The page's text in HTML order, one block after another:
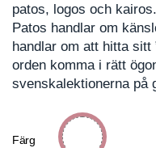
patos, logos och
Patos handlar om
handlar om att hitta sitt
orden komma i rätt
svenskalektionerna på
Färg